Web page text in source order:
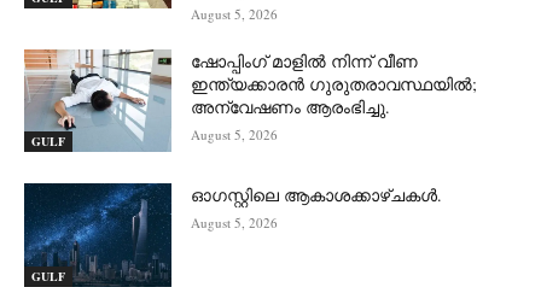
August 5, 2026
GULF
ഷോപ്പിംഗ് മാളിൽ നിന്ന് വീണ
ഇന്ത്യക്കാരൻ ഗുരുതരാവസ്ഥയിൽ;
അന്വേഷണം ആരംഭിച്ചു.
August 5, 2026
GULF
ഓഗസ്റ്റിലെ ആകാശക്കാഴ്ചകൾ.
August 5, 2026